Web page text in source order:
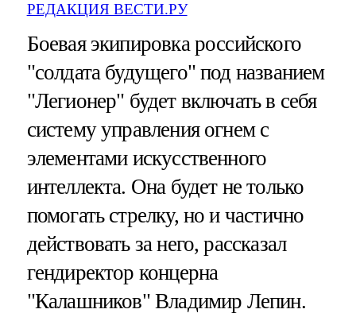
РЕДАКЦИЯ ВЕСТИ.РУ
Боевая экипировка российского
"солдата будущего" под названием
"Легионер" будет включать в себя
систему управления огнем с
элементами искусственного
интеллекта. Она будет не только
помогать стрелку, но и частично
действовать за него, рассказал
гендиректор концерна
"Калашников" Владимир Лепин.